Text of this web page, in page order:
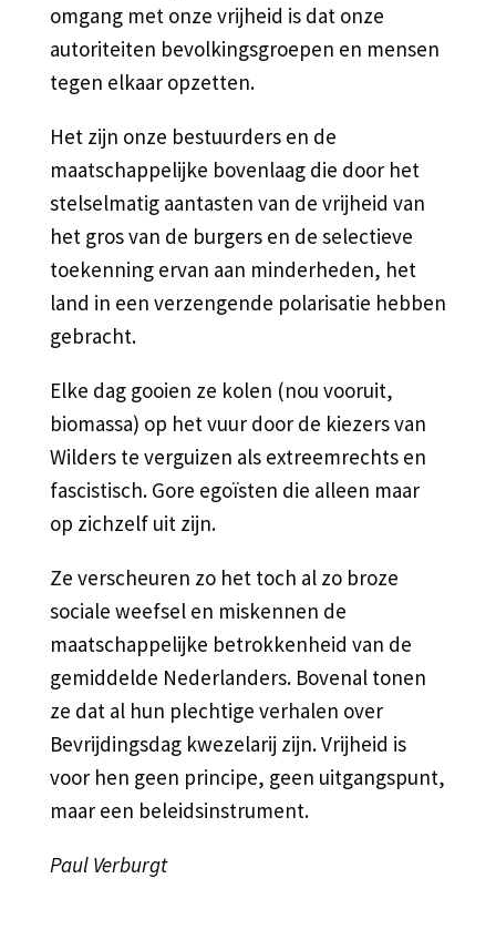
omgang met onze vrijheid is dat onze
autoriteiten bevolkingsgroepen en mensen
tegen elkaar opzetten.
Het zijn onze bestuurders en de
maatschappelijke bovenlaag die door het
stelselmatig aantasten van de vrijheid van
het gros van de burgers en de selectieve
toekenning ervan aan minderheden, het
land in een verzengende polarisatie hebben
gebracht.
Elke dag gooien ze kolen (nou vooruit,
biomassa) op het vuur door de kiezers van
Wilders te verguizen als extreemrechts en
fascistisch. Gore egoïsten die alleen maar
op zichzelf uit zijn.
Ze verscheuren zo het toch al zo broze
sociale weefsel en miskennen de
maatschappelijke betrokkenheid van de
gemiddelde Nederlanders. Bovenal tonen
ze dat al hun plechtige verhalen over
Bevrijdingsdag kwezelarij zijn. Vrijheid is
voor hen geen principe, geen uitgangspunt,
maar een beleidsinstrument.
Paul Verburgt